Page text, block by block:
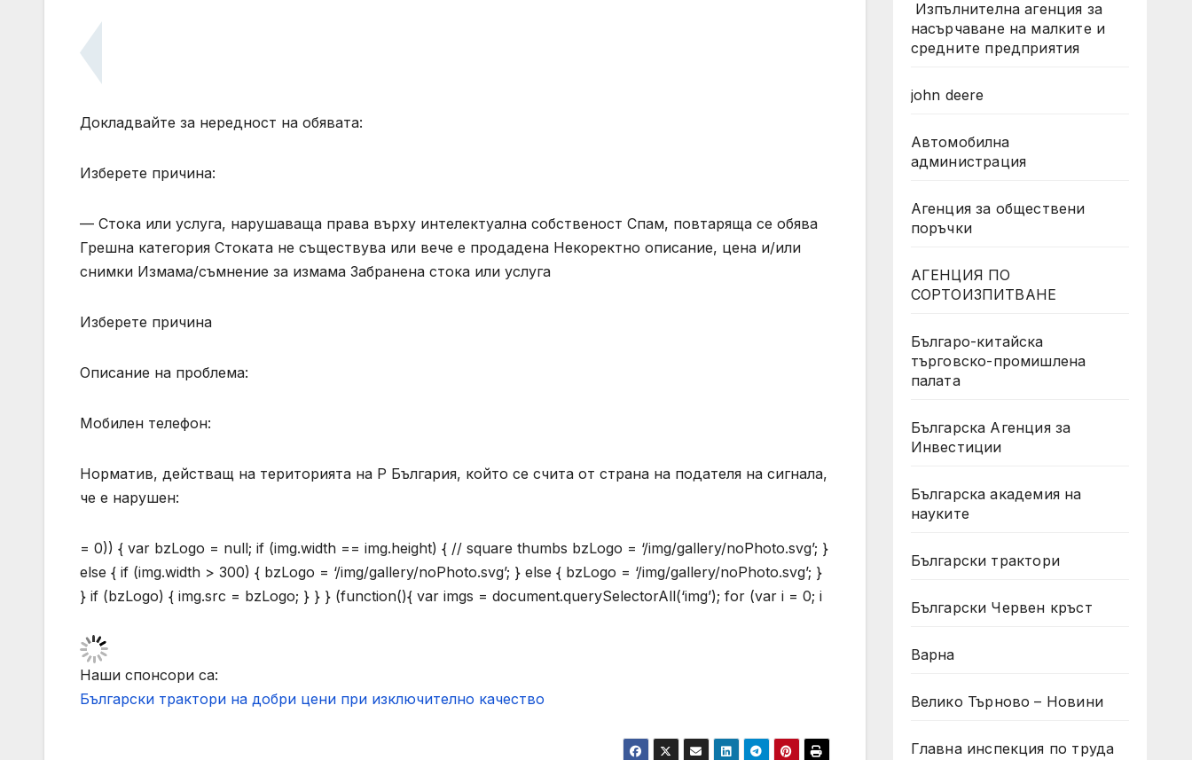
Докладвайте за нередност на обявата:
Изберете причина:
— Стока или услуга, нарушаваща права върху интелектуална собственост Спам, повтаряща се обява
Грешна категория Стоката не съществува или вече е продадена Некоректно описание, цена и/или
снимки Измама/съмнение за измама Забранена стока или услуга
Изберете причина
Описание на проблема:
Мобилен телефон:
Норматив, действащ на територията на Р България, който се счита от страна на подателя на сигнала,
че е нарушен:
= 0)) { var bzLogo = null; if (img.width == img.height) { // square thumbs bzLogo = ‘/img/gallery/noPhoto.svg’; }
else { if (img.width > 300) { bzLogo = ‘/img/gallery/noPhoto.svg’; } else { bzLogo = ‘/img/gallery/noPhoto.svg’; }
} if (bzLogo) { img.src = bzLogo; } } } (function(){ var imgs = document.querySelectorAll(‘img’); for (var i = 0; i
Наши спонсори са:
Български трактори на добри цени при изключително качество
Изпълнителна агенция за
насърчаване на малките и
средните предприятия
john deere
Автомобилна
администрация
Агенция за обществени
поръчки
АГЕНЦИЯ ПО
СОРТОИЗПИТВАНЕ
Българо-китайска
търговско-промишлена
палата
Българска Агенция за
Инвестиции
Българска академия на
науките
Български трактори
Български Червен кръст
Варна
Велико Търново – Новини
Главна инспекция по труда